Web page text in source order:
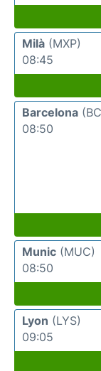
Milà (MXP)
08:45
Barcelona
08:50
Munic (MUC)
08:50
Lyon (LYS)
09:05